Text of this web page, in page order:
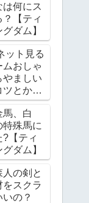
何にス
【ティ
ダム】
ット見る
ムおしゃ
やましい
ツとかあ
オブザキ
馬、白
特殊馬に
【ティ
ダム】
人の剣と
スクラ
の？